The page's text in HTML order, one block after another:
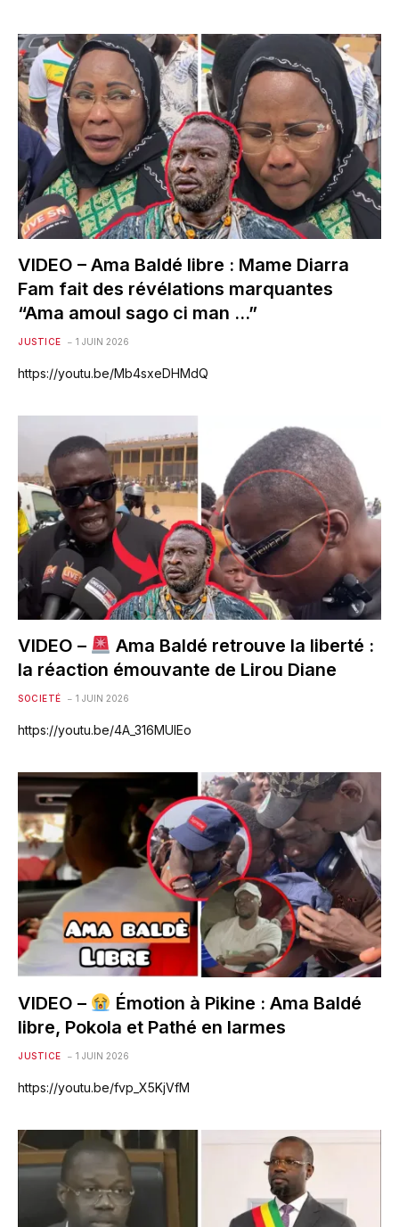
VIDEO – Ama Baldé libre : Mame Diarra
Fam fait des révélations marquantes
“Ama amoul sago ci man …”
JUSTICE 1 JUIN 2026
https://youtu.be/Mb4sxeDHMdQ
VIDEO –
Ama Baldé retrouve la liberté :
la réaction émouvante de Lirou Diane
SOCIETÉ 1 JUIN 2026
https://youtu.be/4A_316MUIEo
VIDEO –
Émotion à Pikine : Ama Baldé
libre, Pokola et Pathé en larmes
JUSTICE 1 JUIN 2026
https://youtu.be/fvp_X5KjVfM